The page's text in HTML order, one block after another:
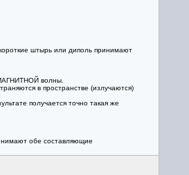
штырь или диполь принимают
волны.
в пространстве (излучаются)
получается точно такая же
обе составляющие